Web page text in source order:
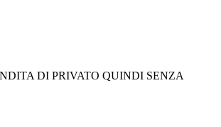
DI PRIVATO QUINDI SENZA